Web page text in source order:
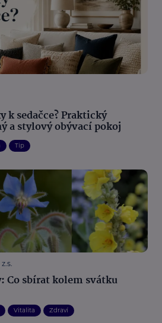
k sedačce? Praktický
a stylový obývací pokoj
Tip
Co sbírat kolem svátku
Vitalita Zdraví